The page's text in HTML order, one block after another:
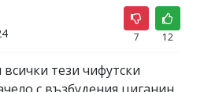
7 12
тези чифутски